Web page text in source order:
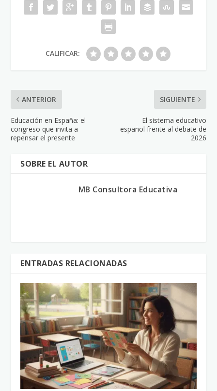
CALIFICAR:
ANTERIOR
Educación en España: el
congreso que invita a
repensar el presente
SIGUIENTE
El sistema educativo
español frente al debate de
2026
SOBRE EL AUTOR
MB Consultora Educativa
ENTRADAS RELACIONADAS